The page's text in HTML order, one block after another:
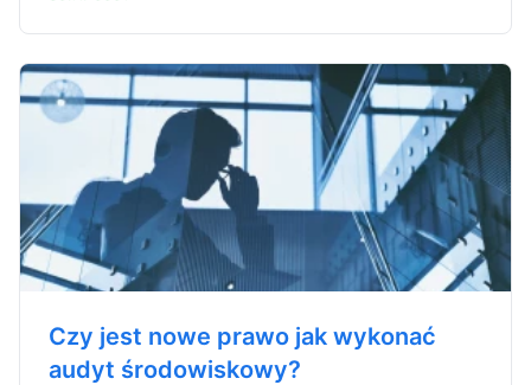
Czy jest nowe prawo jak wykonać
audyt środowiskowy?